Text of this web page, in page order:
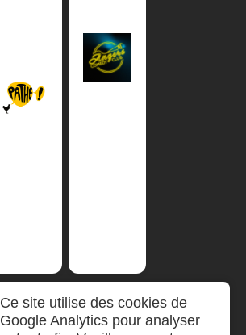
Ce site utilise des cookies de
Google Analytics pour analyser